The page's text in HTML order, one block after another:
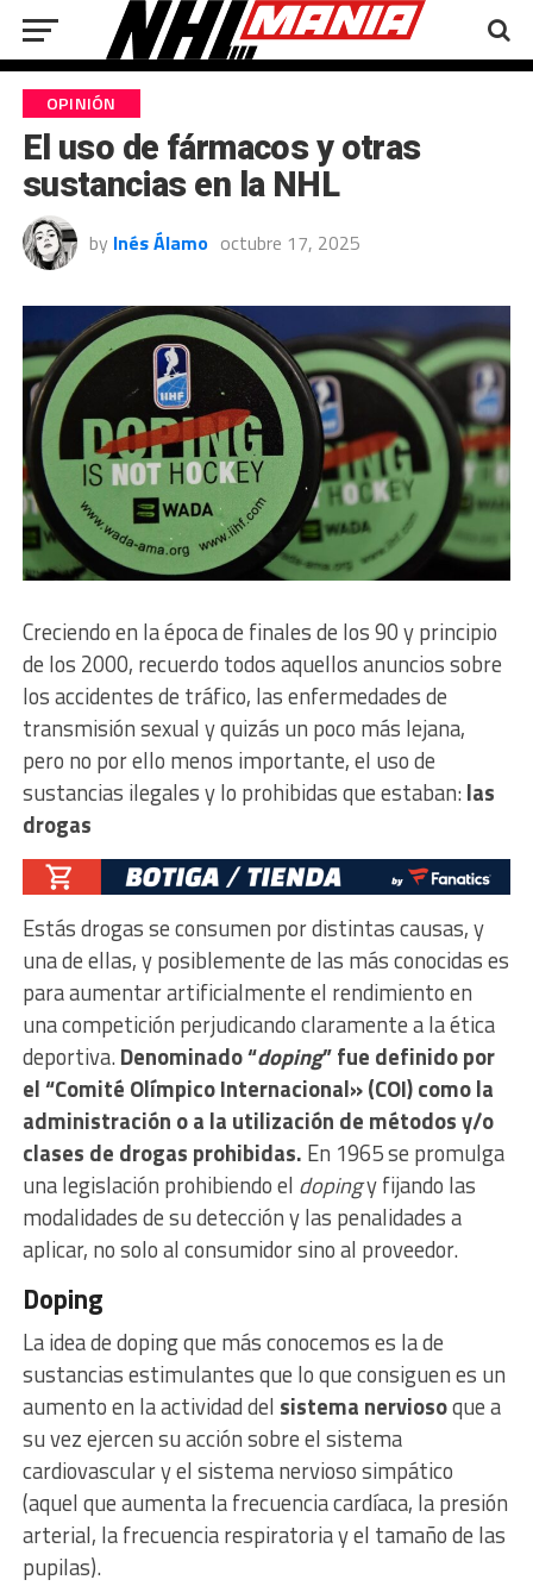
OPINIÓN
El uso de fármacos y otras
sustancias en la NHL
by Inés Álamo octubre 17, 2025
Creciendo en la época de finales de los 90 y principio
de los 2000, recuerdo todos aquellos anuncios sobre
los accidentes de tráfico, las enfermedades de
transmisión sexual y quizás un poco más lejana,
pero no por ello menos importante, el uso de
sustancias ilegales y lo prohibidas que estaban:las
drogas
Estás drogas se consumen por distintas causas, y
una de ellas, y posiblemente de las más conocidas es
para aumentar artificialmente el rendimiento en
una competición perjudicando claramente a la ética
deportiva.Denominado “doping” fue definido por
el “Comité Olímpico Internacional» (COI) como la
administración o a la utilización de métodos y/o
clases de drogas prohibidas. En 1965 se promulga
una legislación prohibiendo el dopingy fijando las
modalidades de su detección y las penalidades a
aplicar, no solo al consumidor sino al proveedor.
Doping
La idea de doping que más conocemos es la de
sustancias estimulantes que lo que consiguen es un
aumento en la actividad del sistema nerviosoque a
su vez ejercen su acción sobre el sistema
cardiovascular y el sistema nervioso simpático
(aquel que aumenta la frecuencia cardíaca, la presión
arterial, la frecuencia respiratoria y el tamaño de las
pupilas).